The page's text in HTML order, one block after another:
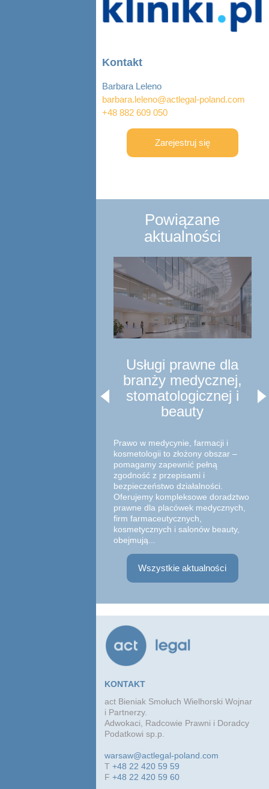
Kontakt
Barbara Leleno
barbara.leleno@actlegal-poland.com
+48 882 609 050
Zarejestruj się
Powiązane
aktualności
Usługi prawne dla
branży medycznej,
stomatologicznej i
beauty
Prawo w medycynie, farmacji i
kosmetologii to złożony obszar –
pomagamy zapewnić pełną
zgodność z przepisami i
bezpieczeństwo działalności.
Oferujemy kompleksowe doradztwo
prawne dla placówek medycznych,
firm farmaceutycznych,
kosmetycznych i salonów beauty,
obejmują...
Wszystkie aktualności
KONTAKT
act Bieniak Smołuch Wielhorski Wojnar
i Partnerzy.
Adwokaci, Radcowie Prawni i Doradcy
Podatkowi sp.p.
warsaw@actlegal-poland.com
T+48 22 420 59 59
F+48 22 420 59 60